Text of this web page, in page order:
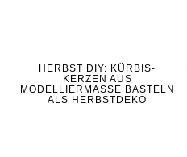
HERBST DIY: KÜRBIS-
KERZEN AUS
MODELLIERMASSE BASTELN
ALS HERBSTDEKO